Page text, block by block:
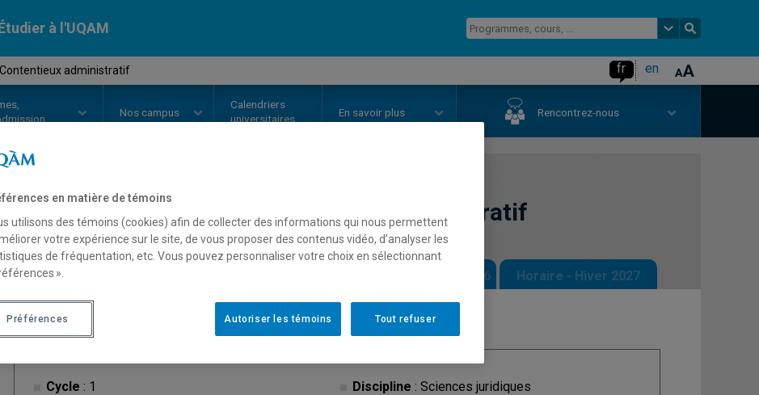
à l'UQAM
administratif fr en
Nos campus
Calendriers
universitaires
En savoir plus Rencontrez-nous
COURS// JUR5505-Contentieux administratif
Description Horaire - Automne 2026 Horaire - Hiver 2027
Cycle : 1
Discipline : Sciences juridiques
en matière de témoins
utilisons des témoins (cookies) afin de collecter des informations qui nous permettent
votre expérience sur le site, de vous proposer des contenus vidéo, d’analyser les
de fréquentation, etc. Vous pouvez personnaliser votre choix en sélectionnant
».
Tout refuser
Autoriser les témoins
Préférences